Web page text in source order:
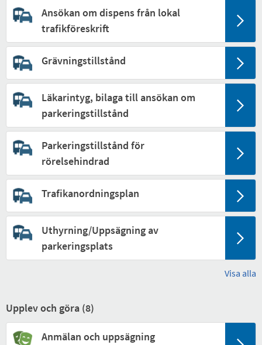
Ansökan om dispens från lokal
trafikföreskrift
Grävningstillstånd
Läkarintyg, bilaga till ansökan om
parkeringstillstånd
Parkeringstillstånd för
rörelsehindrad
Trafikanordningsplan
Uthyrning/Uppsägning av
parkeringsplats
Visa alla
Upplev och göra (8)
Anmälan och uppsägning